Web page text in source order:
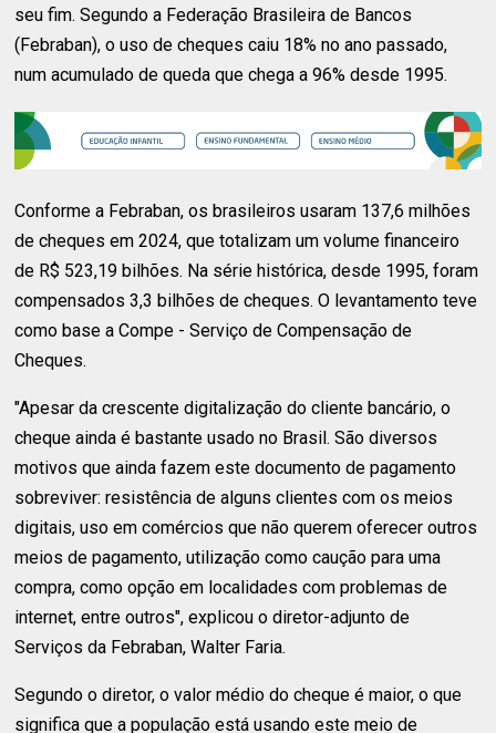
seu fim. Segundo a Federação Brasileira de Bancos
(Febraban), o uso de cheques caiu 18% no ano passado,
num acumulado de queda que chega a 96% desde 1995.
Conforme a Febraban, os brasileiros usaram 137,6 milhões
de cheques em 2024, que totalizam um volume financeiro
de R$ 523,19 bilhões. Na série histórica, desde 1995, foram
compensados 3,3 bilhões de cheques. O levantamento teve
como base a Compe - Serviço de Compensação de
Cheques.
"Apesar da crescente digitalização do cliente bancário, o
cheque ainda é bastante usado no Brasil. São diversos
motivos que ainda fazem este documento de pagamento
sobreviver: resistência de alguns clientes com os meios
digitais, uso em comércios que não querem oferecer outros
meios de pagamento, utilização como caução para uma
compra, como opção em localidades com problemas de
internet, entre outros", explicou o diretor-adjunto de
Serviços da Febraban, Walter Faria.
Segundo o diretor, o valor médio do cheque é maior, o que
significa que a população está usando este meio de